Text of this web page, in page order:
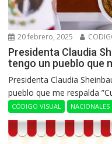
20 febrero, 2025
Presidenta Claudia
tengo un pueblo que
Presidenta Claudia
pueblo que me respalda
CÓDIGO VISUAL NACIONALES